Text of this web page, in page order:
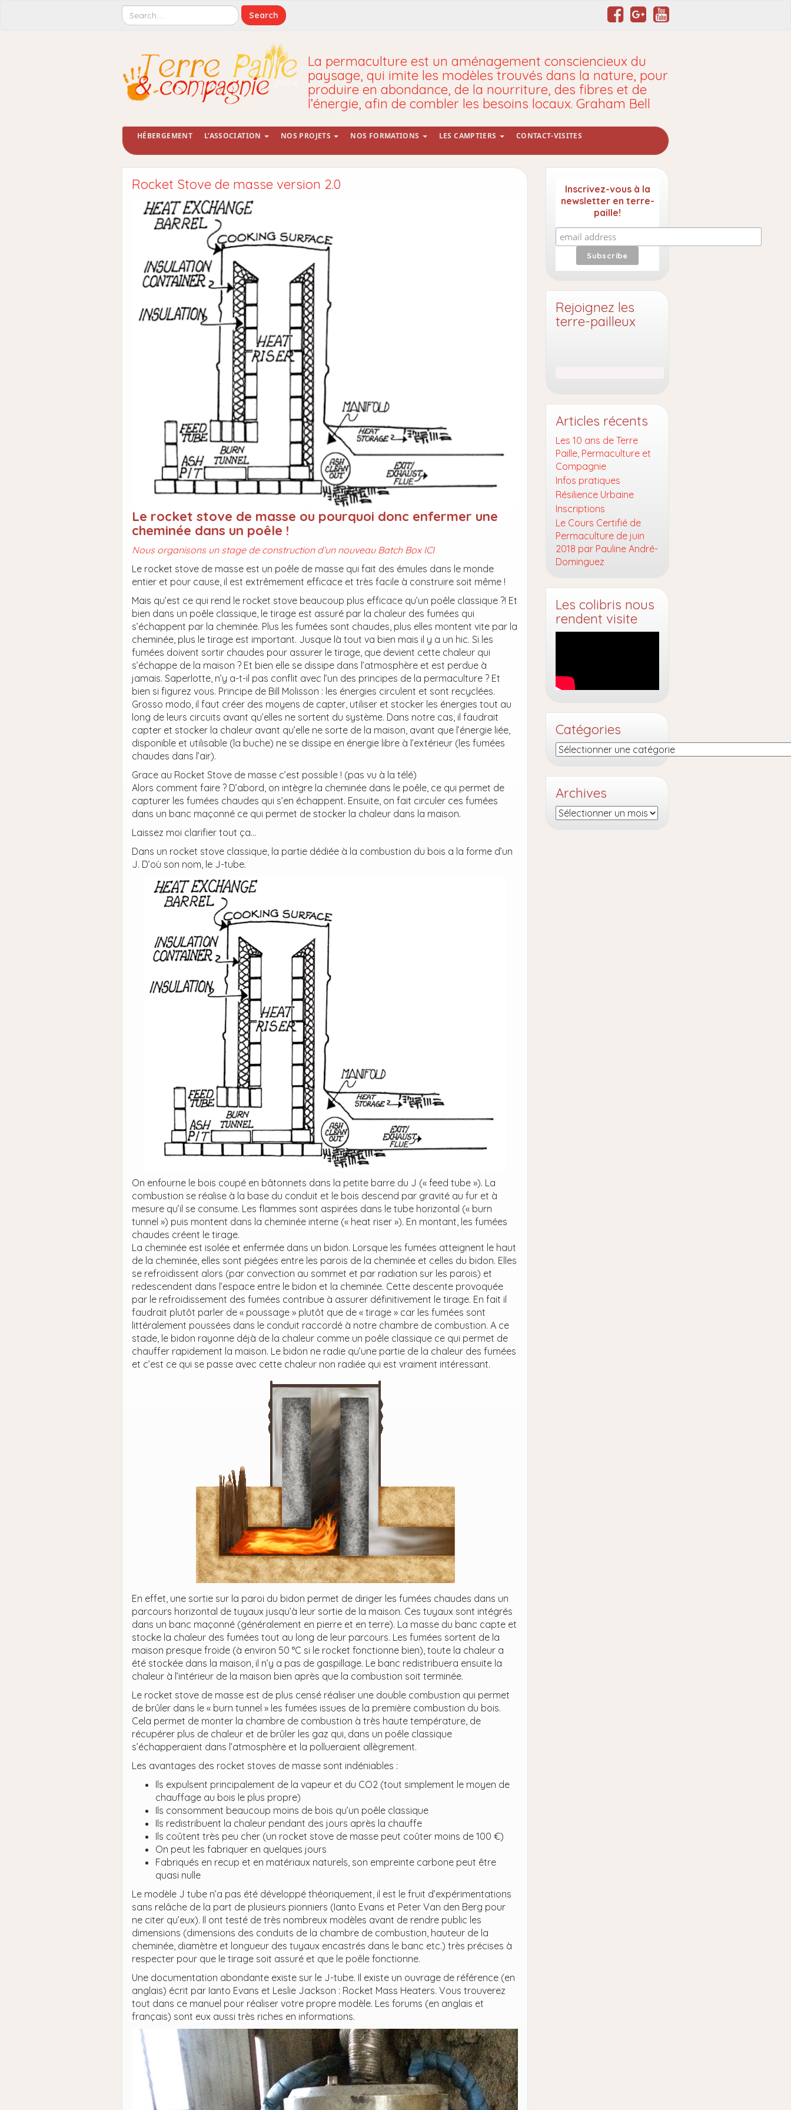
La permaculture est un aménagement consciencieux du
paysage, qui imite les modèles trouvés dans la nature, pour
produire en abondance, de la nourriture, des fibres et de
l’énergie, afin de combler les besoins locaux. Graham Bell
HÉBERGEMENT L’ASSOCIATION NOS PROJETS NOS FORMATIONS LES CAMPTIERS CONTACT-VISITES
Rocket Stove de masse version 2.0
Le rocket stove de masse ou pourquoi donc enfermer une
cheminée dans un poêle !
Nous organisons un stage de construction d’un nouveau Batch Box ICI
Le rocket stove de masse est un poêle de masse qui fait des émules dans le monde
entier et pour cause, il est extrêmement efficace et très facile à construire soit même !
Mais qu’est ce qui rend le rocket stove beaucoup plus efficace qu’un poêle classique ?! Et
bien dans un poêle classique, le tirage est assuré par la chaleur des fumées qui
s’échappent par la cheminée. Plus les fumées sont chaudes, plus elles montent vite par la
cheminée, plus le tirage est important. Jusque là tout va bien mais il y a un hic. Si les
fumées doivent sortir chaudes pour assurer le tirage, que devient cette chaleur qui
s’échappe de la maison ? Et bien elle se dissipe dans l’atmosphère et est perdue à
jamais. Saperlotte, n’y a-t-il pas conflit avec l’un des principes de la permaculture ? Et
bien si figurez vous. Principe de Bill Molisson : les énergies circulent et sont recyclées.
Grosso modo, il faut créer des moyens de capter, utiliser et stocker les énergies tout au
long de leurs circuits avant qu’elles ne sortent du système. Dans notre cas, il faudrait
capter et stocker la chaleur avant qu’elle ne sorte de la maison, avant que l’énergie liée,
disponible et utilisable (la buche) ne se dissipe en énergie libre à l’extérieur (les fumées
chaudes dans l’air).
Grace au Rocket Stove de masse c’est possible ! (pas vu à la télé)
Alors comment faire ? D’abord, on intègre la cheminée dans le poêle, ce qui permet de
capturer les fumées chaudes qui s’en échappent. Ensuite, on fait circuler ces fumées
dans un banc maçonné ce qui permet de stocker la chaleur dans la maison.
Laissez moi clarifier tout ça…
Dans un rocket stove classique, la partie dédiée à la combustion du bois a la forme d’un
J. D’où son nom, le J-tube.
On enfourne le bois coupé en bâtonnets dans la petite barre du J (« feed tube »). La
combustion se réalise à la base du conduit et le bois descend par gravité au fur et à
mesure qu’il se consume. Les flammes sont aspirées dans le tube horizontal (« burn
tunnel ») puis montent dans la cheminée interne (« heat riser »). En montant, les fumées
chaudes créent le tirage.
La cheminée est isolée et enfermée dans un bidon. Lorsque les fumées atteignent le haut
de la cheminée, elles sont piégées entre les parois de la cheminée et celles du bidon. Elles
se refroidissent alors (par convection au sommet et par radiation sur les parois) et
redescendent dans l’espace entre le bidon et la cheminée. Cette descente provoquée
par le refroidissement des fumées contribue à assurer définitivement le tirage. En fait il
faudrait plutôt parler de « poussage » plutôt que de « tirage » car les fumées sont
littéralement poussées dans le conduit raccordé à notre chambre de combustion. A ce
stade, le bidon rayonne déjà de la chaleur comme un poêle classique ce qui permet de
chauffer rapidement la maison. Le bidon ne radie qu’une partie de la chaleur des fumées
et c’est ce qui se passe avec cette chaleur non radiée qui est vraiment intéressant.
En effet, une sortie sur la paroi du bidon permet de diriger les fumées chaudes dans un
parcours horizontal de tuyaux jusqu’à leur sortie de la maison. Ces tuyaux sont intégrés
dans un banc maçonné (généralement en pierre et en terre). La masse du banc capte et
stocke la chaleur des fumées tout au long de leur parcours. Les fumées sortent de la
maison presque froide (à environ 50 °C si le rocket fonctionne bien), toute la chaleur a
été stockée dans la maison, il n’y a pas de gaspillage. Le banc redistribuera ensuite la
chaleur à l’intérieur de la maison bien après que la combustion soit terminée.
Le rocket stove de masse est de plus censé réaliser une double combustion qui permet
de brûler dans le « burn tunnel » les fumées issues de la première combustion du bois.
Cela permet de monter la chambre de combustion à très haute température, de
récupérer plus de chaleur et de brûler les gaz qui, dans un poêle classique
s’échapperaient dans l’atmosphère et la pollueraient allègrement.
Les avantages des rocket stoves de masse sont indéniables :
Ils expulsent principalement de la vapeur et du CO2 (tout simplement le moyen de
chauffage au bois le plus propre)
Ils consomment beaucoup moins de bois qu’un poêle classique
Ils redistribuent la chaleur pendant des jours après la chauffe
Ils coûtent très peu cher (un rocket stove de masse peut coûter moins de 100 €)
On peut les fabriquer en quelques jours
Fabriqués en recup et en matériaux naturels, son empreinte carbone peut être
quasi nulle
Le modèle J tube n’a pas été développé théoriquement, il est le fruit d’expérimentations
sans relâche de la part de plusieurs pionniers (Ianto Evans et Peter Van den Berg pour
ne citer qu’eux). Il ont testé de très nombreux modèles avant de rendre public les
dimensions (dimensions des conduits de la chambre de combustion, hauteur de la
cheminée, diamètre et longueur des tuyaux encastrés dans le banc etc.) très précises à
respecter pour que le tirage soit assuré et que le poêle fonctionne.
Une documentation abondante existe sur le J-tube. Il existe un ouvrage de référence (en
anglais) écrit par Ianto Evans et Leslie Jackson : Rocket Mass Heaters. Vous trouverez
tout dans ce manuel pour réaliser votre propre modèle. Les forums (en anglais et
français) sont eux aussi très riches en informations.
Inscrivez-vous à la
newsletter en terre-
paille!
Rejoignez les
terre-pailleux
Articles récents
Les 10 ans de Terre
Paille, Permaculture et
Compagnie
Infos pratiques
Résilience Urbaine
Inscriptions
Le Cours Certifié de
Permaculture de juin
2018 par Pauline André-
Dominguez
Les colibris nous
rendent visite
Catégories
Catégories
Archives
Archives